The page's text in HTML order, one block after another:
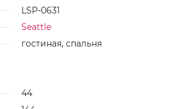
LSP-0631
Seattle
гостиная, спальня
44